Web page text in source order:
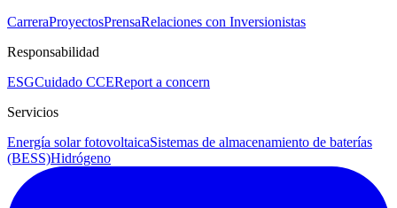
CarreraProyectosPrensaRelaciones con Inversionistas
Responsabilidad
ESGCuidado CCEReport a concern
Servicios
Energía solar fotovoltaicaSistemas de almacenamiento de baterías
(BESS)Hidrógeno